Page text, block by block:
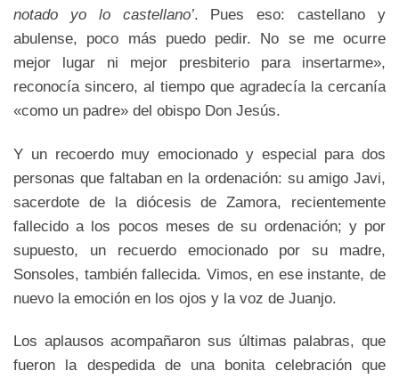
notado yo lo castellano’. Pues eso: castellano y
abulense, poco más puedo pedir. No se me ocurre
mejor lugar ni mejor presbiterio para insertarme»,
reconocía sincero, al tiempo que agradecía la cercanía
«como un padre» del obispo Don Jesús.
Y un recoerdo muy emocionado y especial para dos
personas que faltaban en la ordenación: su amigo Javi,
sacerdote de la diócesis de Zamora, recientemente
fallecido a los pocos meses de su ordenación; y por
supuesto, un recuerdo emocionado por su madre,
Sonsoles, también fallecida. Vimos, en ese instante, de
nuevo la emoción en los ojos y la voz de Juanjo.
Los aplausos acompañaron sus últimas palabras, que
fueron la despedida de una bonita celebración que